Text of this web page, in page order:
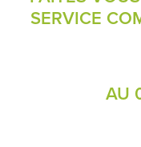
SERVICE
AU